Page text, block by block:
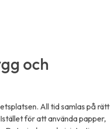
och
All tid samlas på rätt
för att använda papper,